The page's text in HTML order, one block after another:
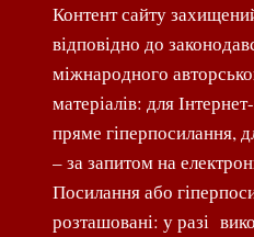
Контент сайту
відповідно до
міжнародного
матеріалів: для
пряме гіперпосилання,
– за запитом на
Посилання або
розташовані: у разі